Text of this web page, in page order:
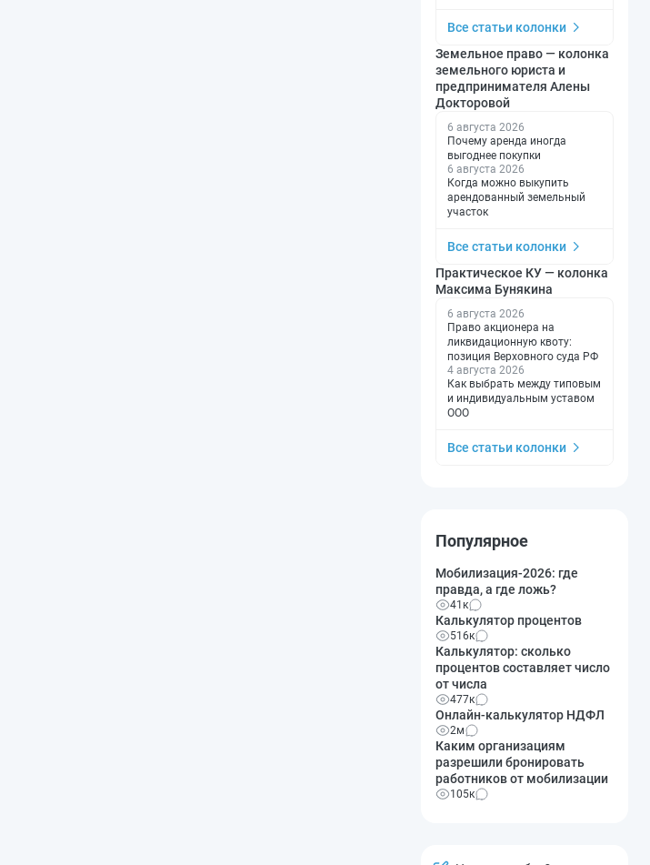
Все статьи колонки
Земельное право — колонка
земельного юриста и
предпринимателя Алены
Докторовой
6 августа 2026
Почему аренда иногда
выгоднее покупки
6 августа 2026
Когда можно выкупить
арендованный земельный
участок
Все статьи колонки
Практическое КУ — колонка
Максима Бунякина
6 августа 2026
Право акционера на
ликвидационную квоту:
позиция Верховного суда РФ
4 августа 2026
Как выбрать между типовым
и индивидуальным уставом
ООО
Все статьи колонки
Популярное
Мобилизация-2026: где
правда, а где ложь?
41к
Калькулятор процентов
516к
Калькулятор: сколько
процентов составляет число
от числа
477к
Онлайн-калькулятор НДФЛ
2м
Каким организациям
разрешили бронировать
работников от мобилизации
105к